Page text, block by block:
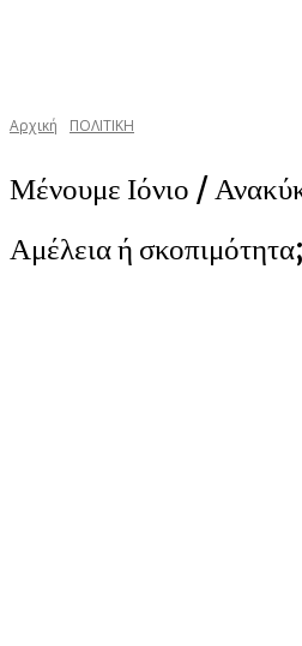
Αρχική ΠΟΛΙΤΙΚΗ
Μένουμε Ιόνιο /
Αμέλεια ή σκοπιμότητα;